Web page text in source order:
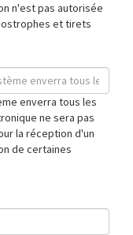
n'est pas autorisée
et tirets
enverra tous les
ne sera pas
la réception d'un
de certaines